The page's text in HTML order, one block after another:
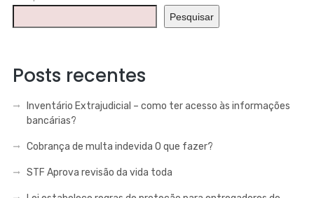
Pesquisar
Posts recentes
Inventário Extrajudicial – como ter acesso às informações
bancárias?
Cobrança de multa indevida O que fazer?
STF Aprova revisão da vida toda